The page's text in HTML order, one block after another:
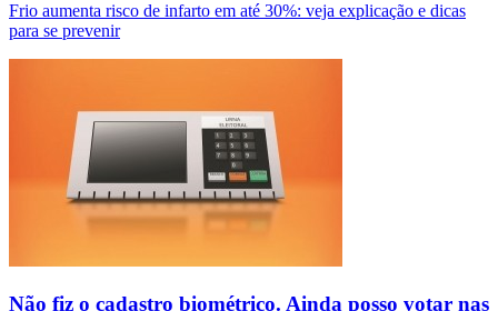
Frio aumenta risco de infarto em até 30%: veja explicação e dicas
para se prevenir
Não fiz o cadastro biométrico. Ainda posso votar nas